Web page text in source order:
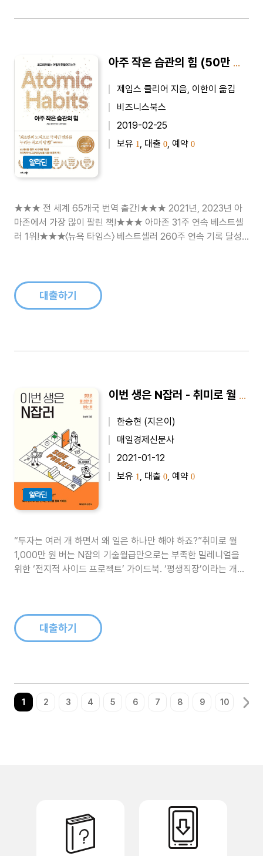
알라딘
아주 작은 습관의 힘 (50만 부 기념 스페셜 에디션) - 최고의 변화는 어떻게 만들어지는가
제임스 클리어 지음, 이한이 옮김
비즈니스북스
2019-02-25
보유 1 , 대출 0 , 예약 0
★★★ 전 세계 65개국 번역 출간!★★★ 2021년, 2023년 아
마존에서 가장 많이 팔린 책!★★★ 아마존 31주 연속 베스트셀
러 1위!★★★〈뉴욕 타임스〉 베스트셀러 260주 연속 기록 달성!
대출하기
알라딘
이번 생은 N잡러 - 취미로 월 천만 원 버는 법
한승현 (지은이)
매일경제신문사
2021-01-12
보유 1 , 대출 0 , 예약 0
“투자는 여러 개 하면서 왜 일은 하나만 해야 하죠?”취미로 월
1,000만 원 버는 N잡의 기술월급만으로는 부족한 밀레니얼을
위한 ‘전지적 사이드 프로젝트’ 가이드북. ‘평생직장’이라는 개념
이터, 일러..대출하기
1 2 3 4 5 6 7 8 9 10